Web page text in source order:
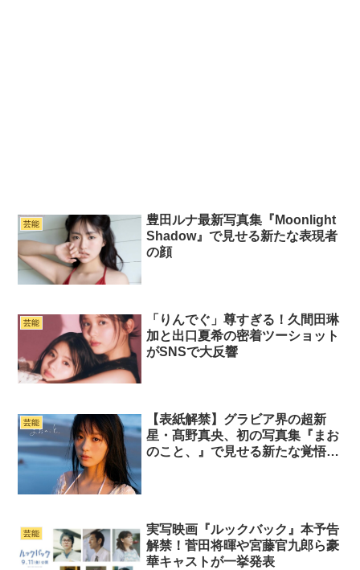
芸能
豊田ルナ最新写真集『Moonlight
Shadow』で見せる新たな表現者
の顔
芸能
「りんでぐ」尊すぎる！久間田琳
加と出口夏希の密着ツーショット
がSNSで大反響
芸能
【表紙解禁】グラビア界の超新
星・髙野真央、初の写真集『まお
のこと、』で見せる新たな覚悟と
芸能
実写映画『ルックバック』本予告
解禁！菅田将暉や宮藤官九郎ら豪
華キャストが一挙発表